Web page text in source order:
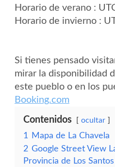
Horario de verano :
Horario de invierno :
Si tienes pensado
mirar la disponibilidad
este pueblo o en los
Booking.com
Contenidos ocultar
1
Mapa de La Chavela
2 Google Street View
Provincia de Los